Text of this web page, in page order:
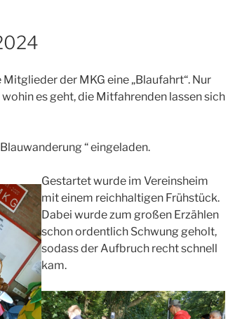
der MKG eine „Blaufahrt“. Nur
es geht, die Mitfahrenden lassen sich
“ eingeladen.
Gestartet wurde im Vereinsheim
mit einem reichhaltigen Frühstück.
Dabei wurde zum großen Erzählen
schon ordentlich Schwung geholt,
sodass der Aufbruch recht schnell
kam.